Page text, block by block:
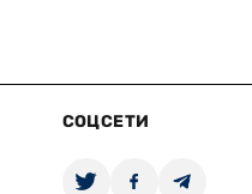
СОЦСЕТИ